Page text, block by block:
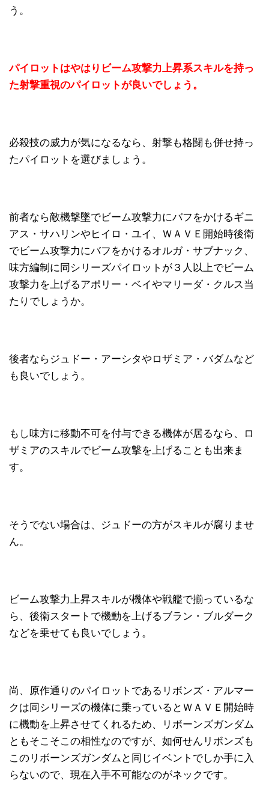
う。
パイロットはやはりビーム攻撃力上昇系スキルを持っ
た射撃重視のパイロットが良いでしょう。
必殺技の威力が気になるなら、射撃も格闘も併せ持っ
たパイロットを選びましょう。
前者なら敵機撃墜でビーム攻撃力にバフをかけるギニ
アス・サハリンやヒイロ・ユイ、ＷＡＶＥ開始時後衛
でビーム攻撃力にバフをかけるオルガ・サブナック、
味方編制に同シリーズパイロットが３人以上でビーム
攻撃力を上げるアポリー・ベイやマリーダ・クルス当
たりでしょうか。
後者ならジュドー・アーシタやロザミア・バダムなど
も良いでしょう。
もし味方に移動不可を付与できる機体が居るなら、ロ
ザミアのスキルでビーム攻撃を上げることも出来ま
す。
そうでない場合は、ジュドーの方がスキルが腐りませ
ん。
ビーム攻撃力上昇スキルが機体や戦艦で揃っているな
ら、後衛スタートで機動を上げるブラン・ブルダーク
などを乗せても良いでしょう。
尚、原作通りのパイロットであるリボンズ・アルマー
クは同シリーズの機体に乗っているとＷＡＶＥ開始時
に機動を上昇させてくれるため、リボーンズガンダム
ともそこそこの相性なのですが、如何せんリボンズも
このリボーンズガンダムと同じイベントでしか手に入
らないので、現在入手不可能なのがネックです。